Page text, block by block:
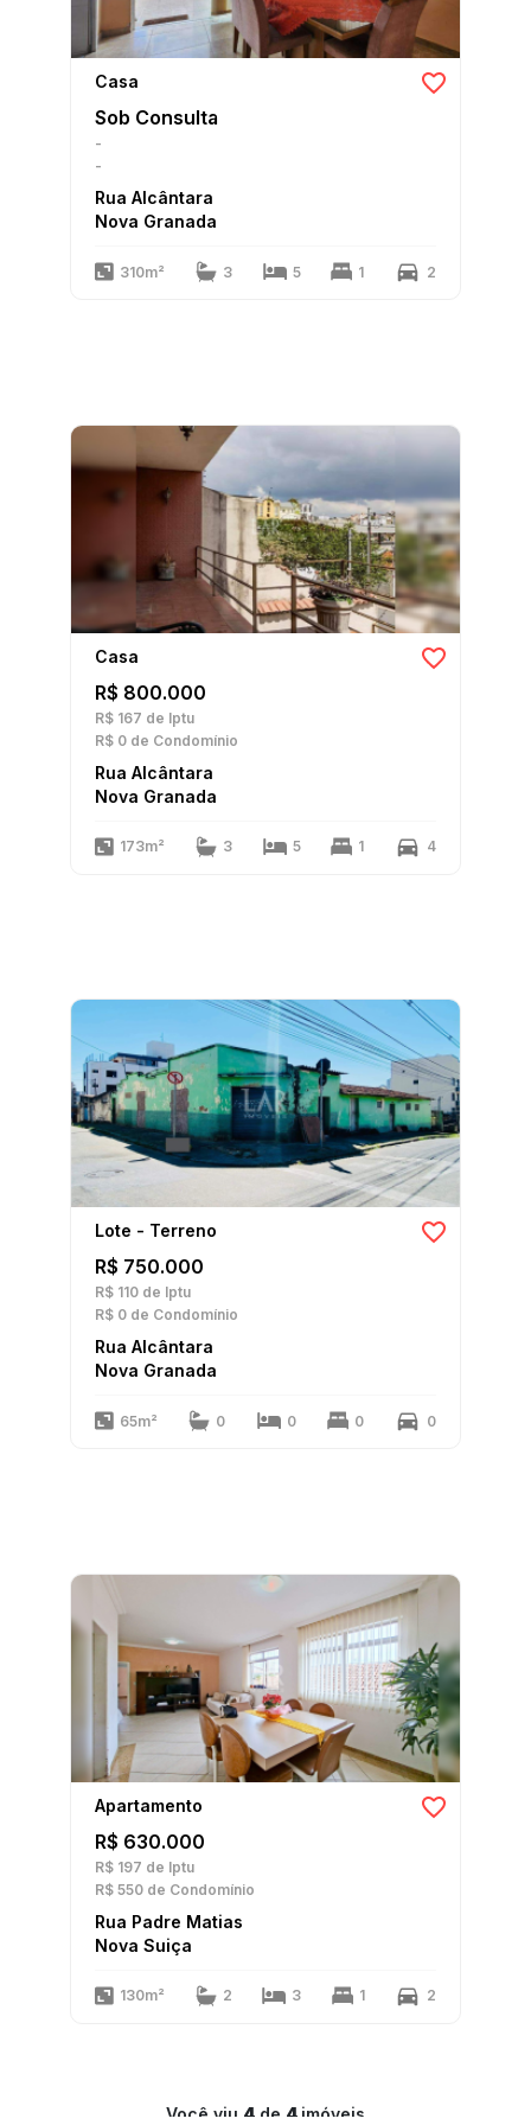
Casa
Sob Consulta
-
-
Rua Alcântara
Nova Granada
310m² 3 5 1 2
Casa
R$ 800.000
R$ 167 de Iptu
R$ 0 de Condomínio
Rua Alcântara
Nova Granada
173m² 3 5 1 4
Lote - Terreno
R$ 750.000
R$ 110 de Iptu
R$ 0 de Condomínio
Rua Alcântara
Nova Granada
65m² 0 0 0 0
Apartamento
R$ 630.000
R$ 197 de Iptu
R$ 550 de Condomínio
Rua Padre Matias
Nova Suiça
130m² 2 3 1 2
Você viu 4 de 4 imóveis